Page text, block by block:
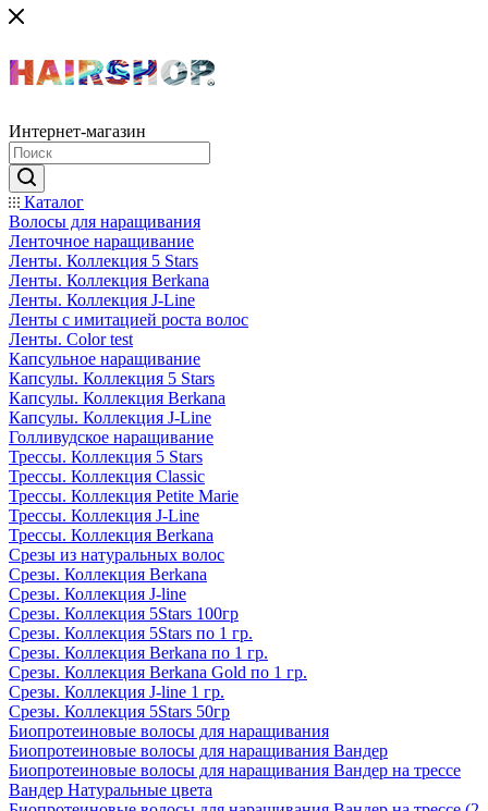
Интернет-магазин
Каталог
Волосы для наращивания
Ленточное наращивание
Ленты. Коллекция 5 Stars
Ленты. Коллекция Berkana
Ленты. Коллекция J-Line
Ленты с имитацией роста волос
Ленты. Color test
Капсульное наращивание
Капсулы. Коллекция 5 Stars
Капсулы. Коллекция Berkana
Капсулы. Коллекция J-Line
Голливудское наращивание
Трессы. Коллекция 5 Stars
Трессы. Коллекция Classic
Трессы. Коллекция Petite Marie
Трессы. Коллекция J-Line
Трессы. Коллекция Berkana
Срезы из натуральных волос
Срезы. Коллекция Berkana
Срезы. Коллекция J-line
Срезы. Коллекция 5Stars 100гр
Срезы. Коллекция 5Stars по 1 гр.
Срезы. Коллекция Berkana по 1 гр.
Срезы. Коллекция Berkana Gold по 1 гр.
Срезы. Коллекция J-line 1 гр.
Срезы. Коллекция 5Stars 50гр
Биопротеиновые волосы для наращивания
Биопротеиновые волосы для наращивания Вандер
Биопротеиновые волосы для наращивания Вандер на трессе
Вандер Натуральные цвета